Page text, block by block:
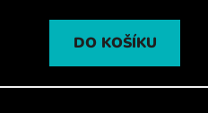
DO KOŠÍKU